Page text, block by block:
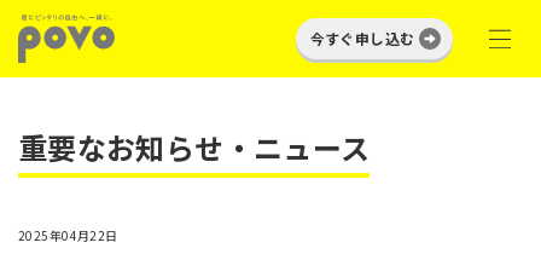
今すぐ申し込む
重要なお知らせ・ニュース
2025年04月22日